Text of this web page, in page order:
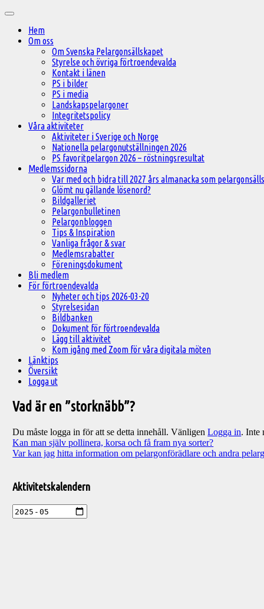
innehåll
Huvudmeny
Hem
Om oss
Om Svenska Pelargonsällskapet
Styrelse och övriga förtroendevalda
Kontakt i länen
PS i bilder
PS i media
Landskapspelargoner
Integritetspolicy
Våra aktiviteter
Aktiviteter i Sverige och Norge
Nationella pelargonutställningen 2026
PS favoritpelargon 2026 – röstningsresultat
Medlemssidorna
Var med och bidra till 2027 års almanacka som
Glömt nu gällande lösenord?
Bildgalleriet
Pelargonbulletinen
Pelargonbloggen
Tips & Inspiration
Vanliga frågor & svar
Medlemsrabatter
Föreningsdokument
Bli medlem
För förtroendevalda
Nyheter och tips 2026-03-20
Styrelsesidan
Bildbanken
Dokument för förtroendevalda
Lägg till aktivitet
Kom igång med Zoom för våra digitala möten
Länktips
Översikt
Logga ut
Vad är en ”storknäbb”?
Du måste logga in för att se detta innehåll. VänligenLogga in. Inte
Inläggsnavigering
Kan man själv pollinera, korsa och få fram nya sorter?
Var kan jag hitta information om pelargonförädlare och andra
till
aktiviteter
Aktivitetskalendern